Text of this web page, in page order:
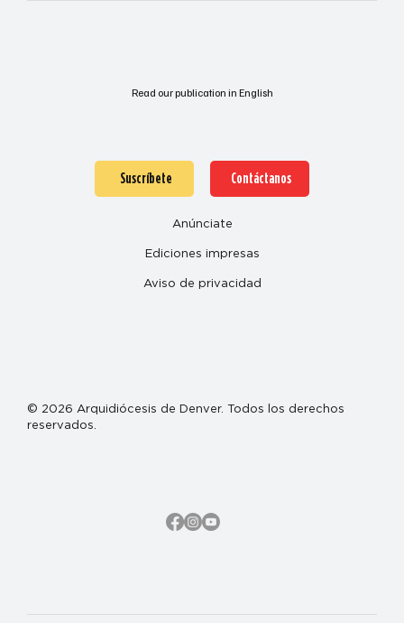
Read our publication in English
Suscríbete Contáctanos
Anúnciate
Ediciones impresas
Aviso de privacidad
© 2026 Arquidiócesis de Denver. Todos los derechos
reservados.